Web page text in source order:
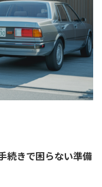
続きで困らない準備